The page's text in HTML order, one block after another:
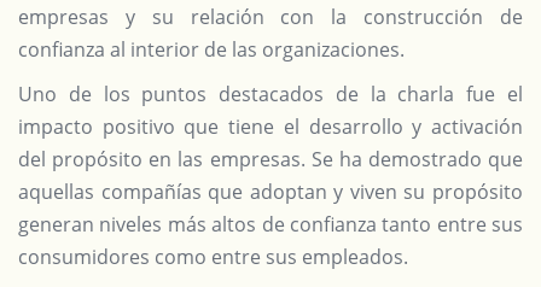
empresas y su relación con la construcción de
confianza al interior de las organizaciones.
Uno de los puntos destacados de la charla fue el
impacto positivo que tiene el desarrollo y activación
del propósito en las empresas. Se ha demostrado que
aquellas compañías que adoptan y viven su propósito
generan niveles más altos de confianza tanto entre sus
consumidores como entre sus empleados.